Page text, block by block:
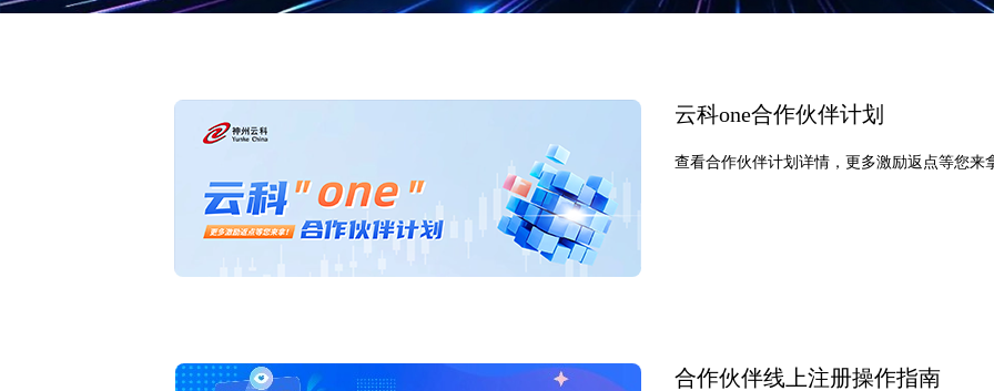
云科one合作伙伴计划
查看合作伙伴计划详情，更多激励返点等您来
合作伙伴线上注册操作指南